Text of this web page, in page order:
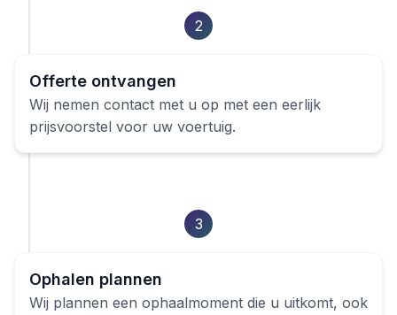
2
Offerte ontvangen
Wij nemen contact met u op met een eerlijk
prijsvoorstel voor uw voertuig.
3
Ophalen plannen
Wij plannen een ophaalmoment die u uitkomt, ook